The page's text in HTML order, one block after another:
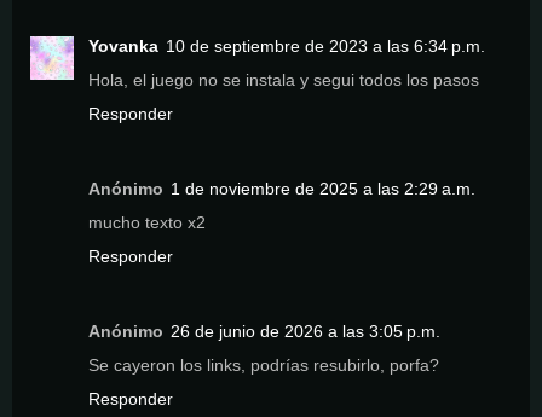
Yovanka 10 de septiembre de 2023 a las 6:34 p.m.
Hola, el juego no se instala y segui todos los pasos
Responder
Anónimo 1 de noviembre de 2025 a las 2:29 a.m.
mucho texto x2
Responder
Anónimo 26 de junio de 2026 a las 3:05 p.m.
Se cayeron los links, podrías resubirlo, porfa?
Responder